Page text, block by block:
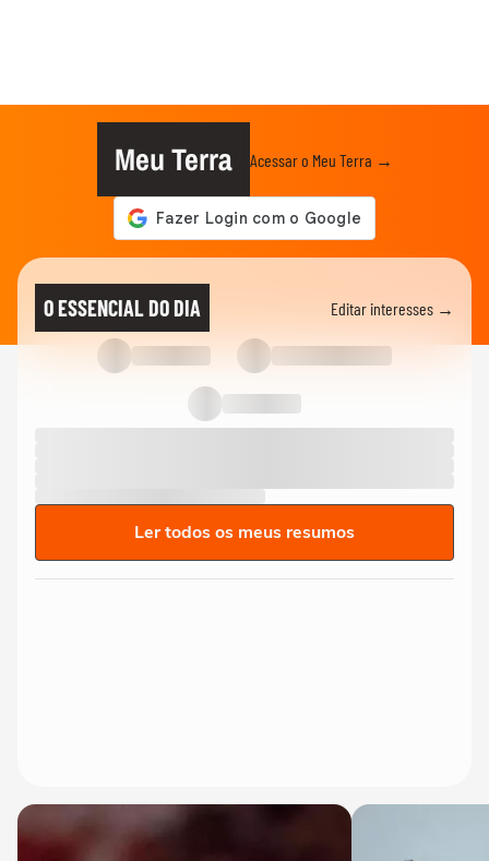
Meu Terra Acessar o Meu Terra →
O ESSENCIAL DO DIA Editar interesses →
Ler todos os meus resumos